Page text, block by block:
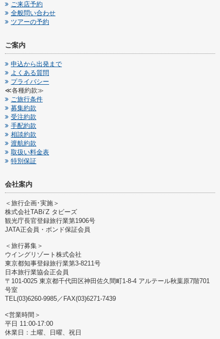
ご来店予約
全般問い合わせ
ツアーの予約
ご案内
申込から出発まで
よくある質問
プライバシー
≪各種約款≫
ご旅行条件
募集約款
受注約款
手配約款
相談約款
渡航約款
取扱い料金表
特別保証
会社案内
＜旅行企画･実施＞
株式会社TABi’Z タビーズ
観光庁長官登録旅行業第1906号
JATA正会員・ボンド保証会員
＜旅行募集＞
ウイングリゾート株式会社
東京都知事登録旅行業第3-8211号
日本旅行業協会正会員
〒101-0025 東京都千代田区神田佐久間町1-8-4 アルテール秋葉原7階701
号室
TEL(03)6260-9985／FAX(03)6271-7439
<営業時間＞
平日 11:00-17:00
休業日：土曜、日曜、祝日